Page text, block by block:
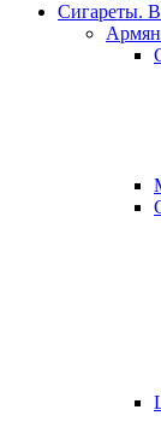
Сигареты.